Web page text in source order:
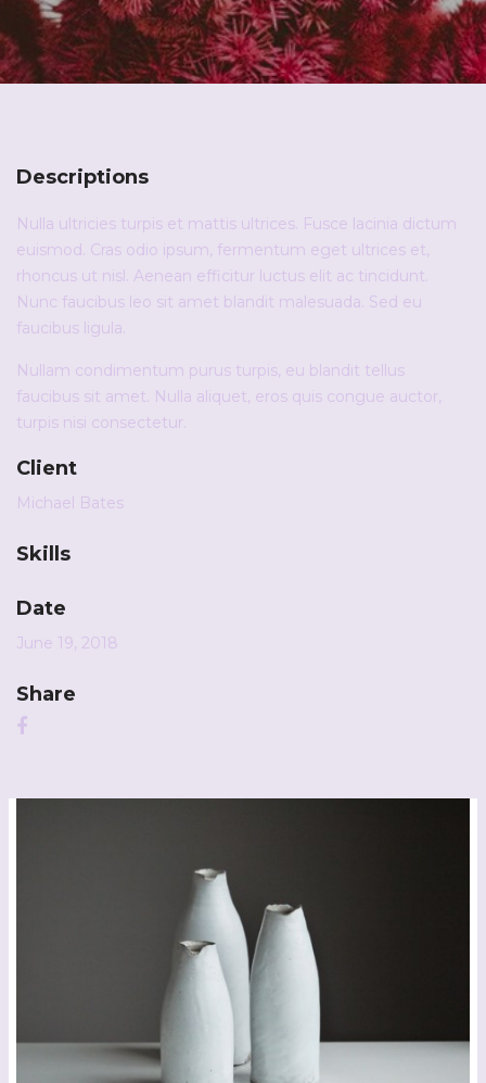
Descriptions
Nulla ultricies turpis et mattis ultrices. Fusce lacinia dictum
euismod. Cras odio ipsum, fermentum eget ultrices et,
rhoncus ut nisl. Aenean efficitur luctus elit ac tincidunt.
Nunc faucibus leo sit amet blandit malesuada. Sed eu
faucibus ligula.
Nullam condimentum purus turpis, eu blandit tellus
faucibus sit amet. Nulla aliquet, eros quis congue auctor,
turpis nisi consectetur.
Client
Michael Bates
Skills
Date
June 19, 2018
Share